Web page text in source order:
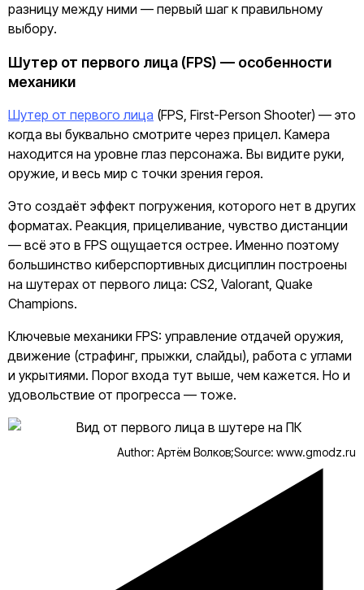
разницу между ними — первый шаг к правильному
выбору.
Шутер от первого лица (FPS) — особенности
механики
Шутер от первого лица (FPS, First-Person Shooter) — это
когда вы буквально смотрите через прицел. Камера
находится на уровне глаз персонажа. Вы видите руки,
оружие, и весь мир с точки зрения героя.
Это создаёт эффект погружения, которого нет в других
форматах. Реакция, прицеливание, чувство дистанции
— всё это в FPS ощущается острее. Именно поэтому
большинство киберспортивных дисциплин построены
на шутерах от первого лица: CS2, Valorant, Quake
Champions.
Ключевые механики FPS: управление отдачей оружия,
движение (страфинг, прыжки, слайды), работа с углами
и укрытиями. Порог входа тут выше, чем кажется. Но и
удовольствие от прогресса — тоже.
Author: Артём Волков;Source: www.gmodz.ru